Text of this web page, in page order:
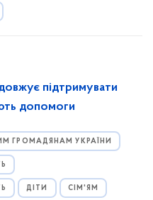
підтримувати
допомоги
ГРОМАДЯНАМ УКРАЇНИ
ДІТИ СІМ'ЯМ